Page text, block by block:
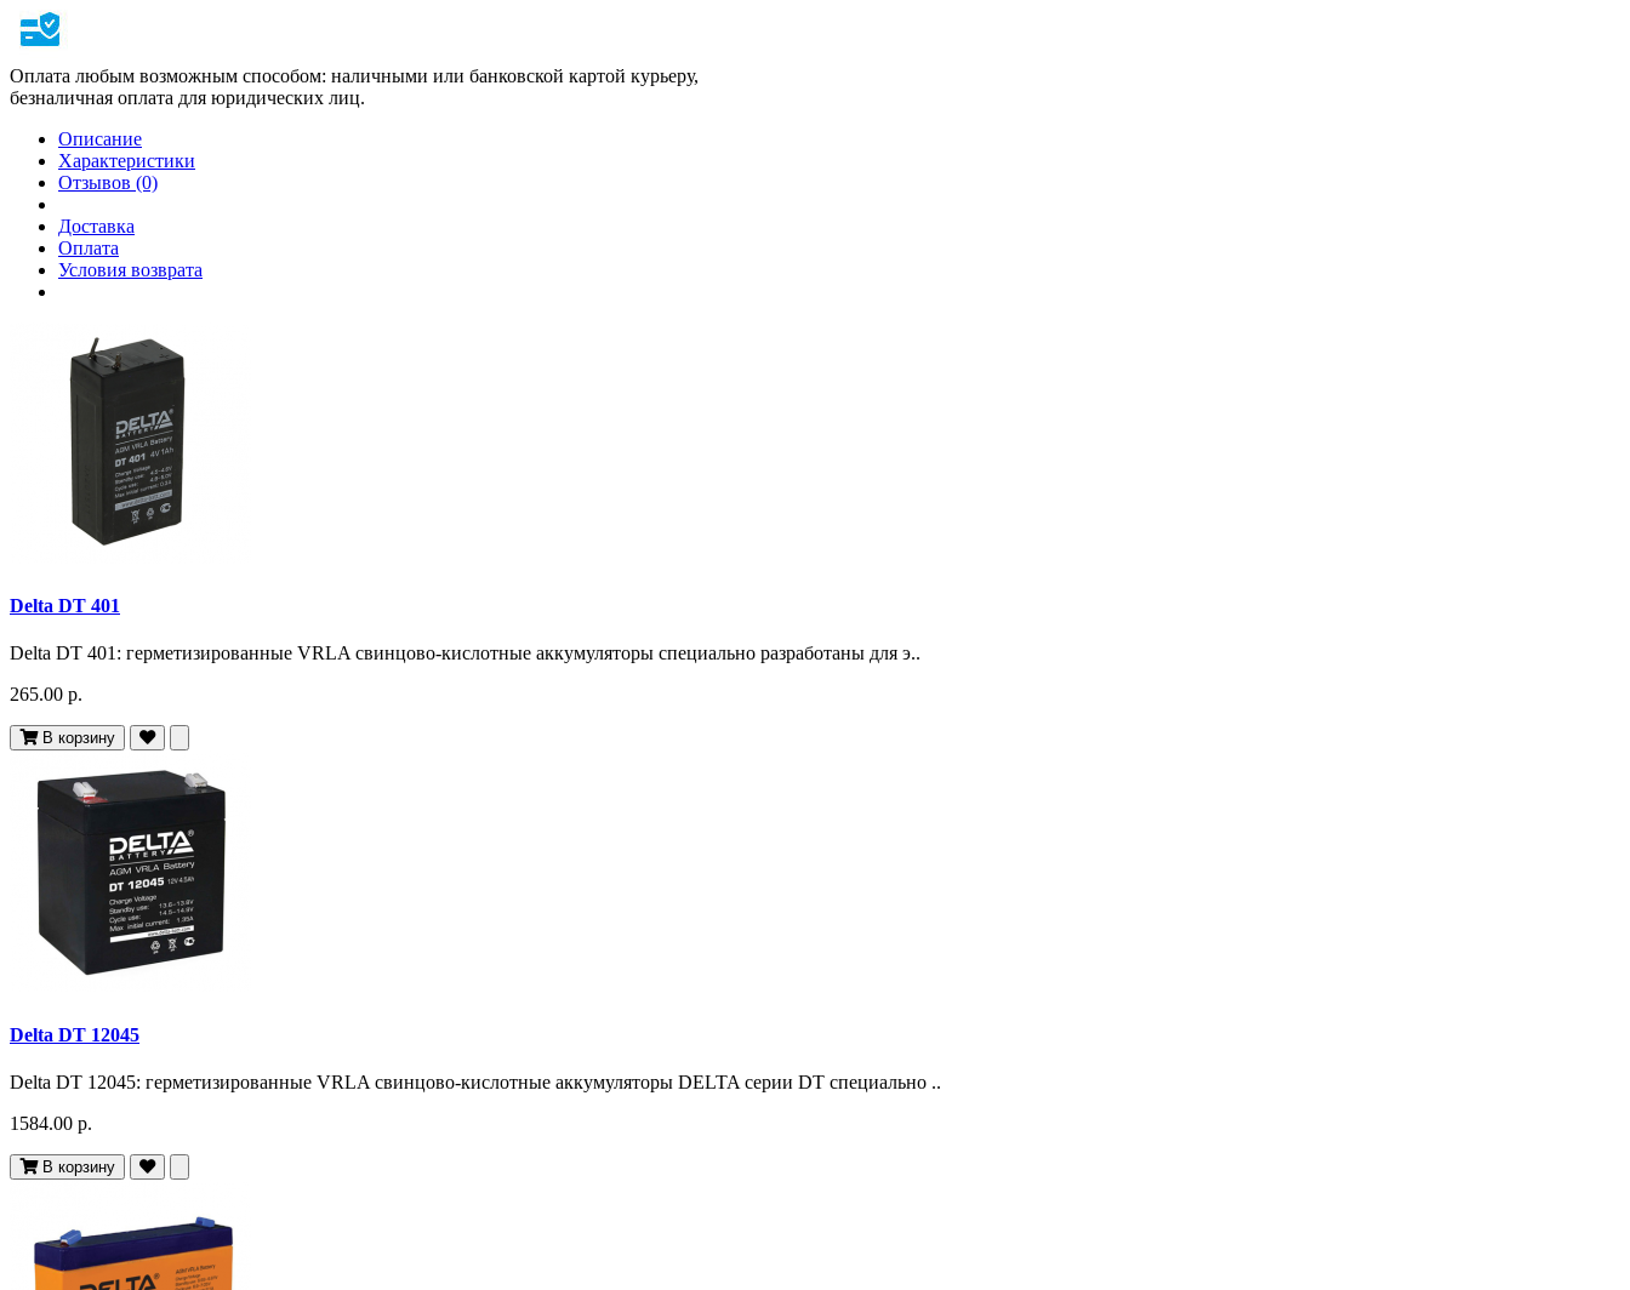
Оплата любым возможным способом: наличными или банковской картой курьеру,
безналичная оплата для юридических лиц.
Описание
Характеристики
Отзывов (0)
Доставка
Оплата
Условия возврата
Delta DT 401
Delta DT 401: герметизированные VRLA свинцово-кислотные аккумуляторы специально разработаны для э..
265.00 р.
В корзину
Delta DT 12045
Delta DT 12045: герметизированные VRLA свинцово-кислотные аккумуляторы DELTA серии DT специально ..
1584.00 р.
В корзину